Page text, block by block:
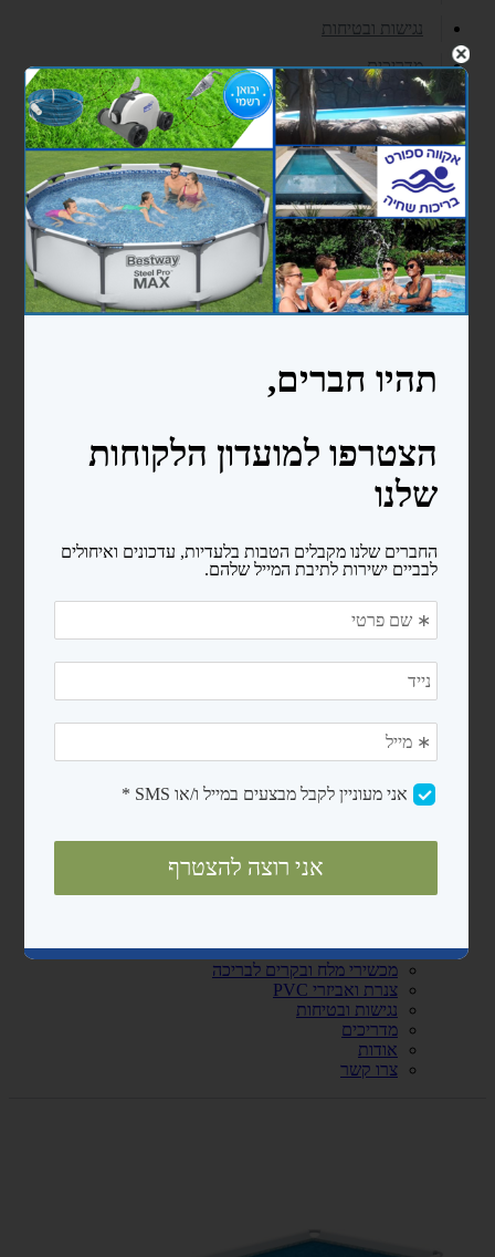
נגישות ובטיחות
מדריכים
אודות
צרו קשר
עוד...
בריכות ניידות bestway
בריכות מלבניות
בריכות עגולות
בריכות אובליות
בריכות פוליאתילן
בריכה 3X6X1.5
כימיקלים ואביזרי ניקיון לבריכה
כימיקלים
אביזרי ניקיון לבריכות שחיה
סולמות ומעקות
בריכות פיברגלס
חימום המים
משטחי הגנה (פלציב)
מכשירי מלח ובקרים לבריכה
צנרת ואביזרי PVC
נגישות ובטיחות
מדריכים
אודות
צרו קשר